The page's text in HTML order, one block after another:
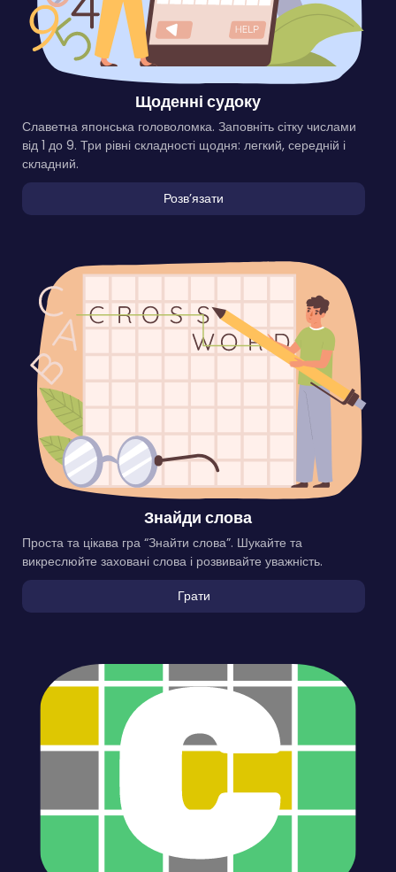
Щоденні судоку
Славетна японська головоломка. Заповніть сітку числами
від 1 до 9. Три рівні складності щодня: легкий, середній і
складний.
Розвʼязати
Знайди слова
Проста та цікава гра “Знайти слова”. Шукайте та
викреслюйте заховані слова і розвивайте уважність.
Грати